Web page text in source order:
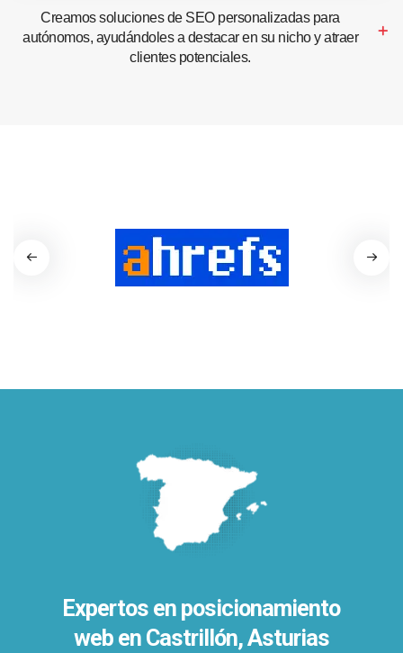
Creamos soluciones de SEO personalizadas para
autónomos, ayudándoles a destacar en su nicho y atraer
clientes potenciales.
Expertos en posicionamiento
web en Castrillón, Asturias